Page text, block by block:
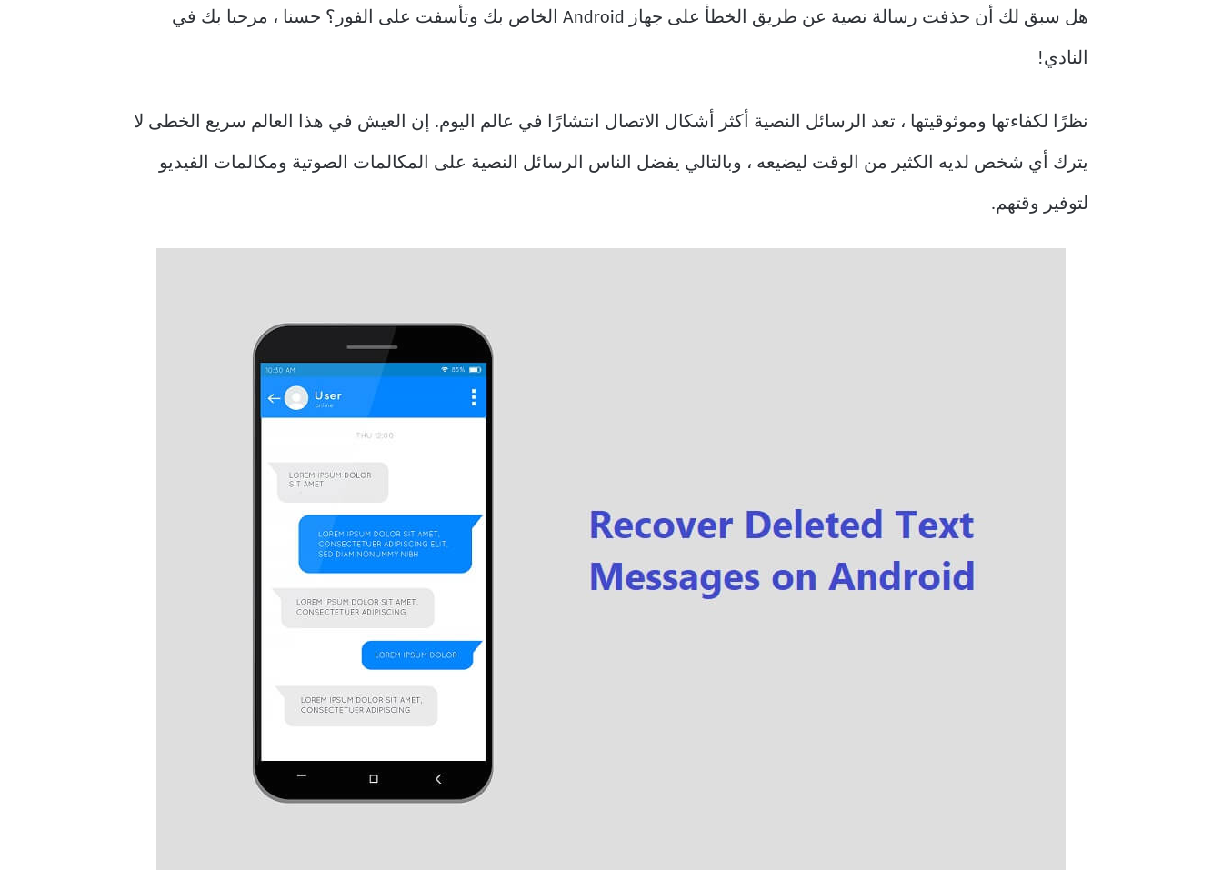
هل سبق لك أن حذفت رسالة نصية عن طريق الخطأ على جهاز Android الخاص بك وتأسفت على الفور؟ حسنا ، مرحبا بك في
النادي!
نظرًا لكفاءتها وموثوقيتها ، تعد الرسائل النصية أكثر أشكال الاتصال انتشارًا في عالم اليوم. إن العيش في هذا العالم سريع الخطى لا
يترك أي شخص لديه الكثير من الوقت ليضيعه ، وبالتالي يفضل الناس الرسائل النصية على المكالمات الصوتية ومكالمات الفيديو
لتوفير وقتهم.